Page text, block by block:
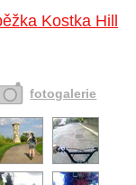
Kostka Hill
fotogalerie